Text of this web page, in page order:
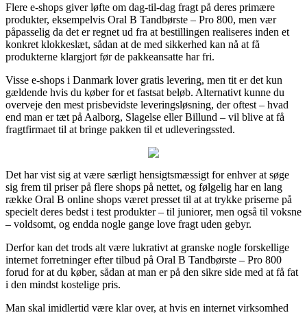
Flere e-shops giver løfte om dag-til-dag fragt på deres primære
produkter, eksempelvis Oral B Tandbørste – Pro 800, men vær
påpasselig da det er regnet ud fra at bestillingen realiseres inden et
konkret klokkeslæt, sådan at de med sikkerhed kan nå at få
produkterne klargjort før de pakkeansatte har fri.
Visse e-shops i Danmark lover gratis levering, men tit er det kun
gældende hvis du køber for et fastsat beløb. Alternativt kunne du
overveje den mest prisbevidste leveringsløsning, der oftest – hvad
end man er tæt på Aalborg, Slagelse eller Billund – vil blive at få
fragtfirmaet til at bringe pakken til et udleveringssted.
Det har vist sig at være særligt hensigtsmæssigt for enhver at søge
sig frem til priser på flere shops på nettet, og følgelig har en lang
række Oral B online shops været presset til at at trykke priserne på
specielt deres bedst i test produkter – til juniorer, men også til voksne
– voldsomt, og endda nogle gange love fragt uden gebyr.
Derfor kan det trods alt være lukrativt at granske nogle forskellige
internet forretninger efter tilbud på Oral B Tandbørste – Pro 800
forud for at du køber, sådan at man er på den sikre side med at få fat
i den mindst kostelige pris.
Man skal imidlertid være klar over, at hvis en internet virksomhed